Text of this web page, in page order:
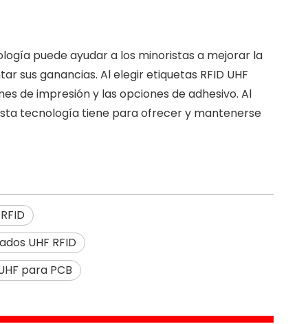
puede ayudar a los minoristas a mejorar la
sus ganancias. Al elegir etiquetas RFID UHF
de impresión y las opciones de adhesivo. Al
tecnología tiene para ofrecer y mantenerse
UHF RFID
para PCB